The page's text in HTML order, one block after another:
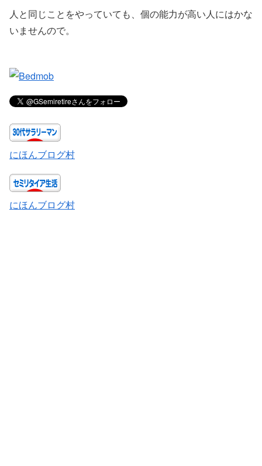
人と同じことをやっていても、個の能力が高い人にはかな
いませんので。
にほんブログ村
にほんブログ村